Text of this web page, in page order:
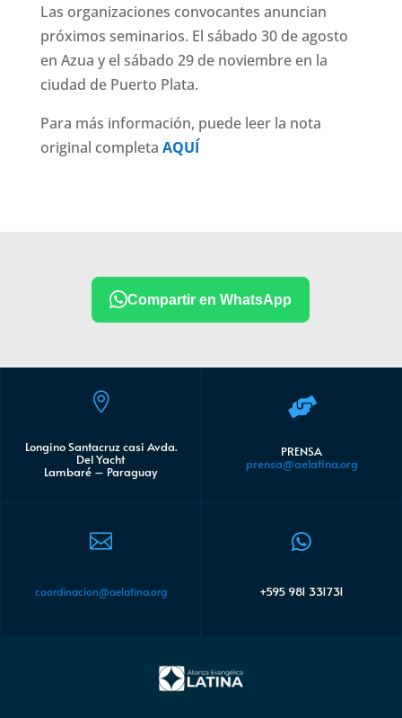
Las organizaciones convocantes anuncian
próximos seminarios. El sábado 30 de agosto
en Azua y el sábado 29 de noviembre en la
ciudad de Puerto Plata.
Para más información, puede leer la nota
original completa AQUÍ
Compartir en WhatsApp

Longino Santacruz casi Avda.
Del Yacht
Lambaré – Paraguay

coordinacion@aelatina.org

PRENSA
prensa@aelatina.org

+595 981 331731